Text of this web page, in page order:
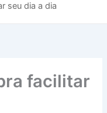
seu dia a dia
facilitar